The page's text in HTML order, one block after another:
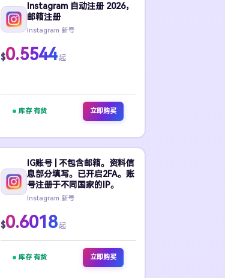
Instagram 自动注册 2026，
邮箱注册
Instagram 新号
$0.5544起
库存 有货 立即购买
IG账号 | 不包含邮箱。资料信
息部分填写。已开启2FA。账
号注册于不同国家的IP。
Instagram 新号
$0.6018起
库存 有货 立即购买